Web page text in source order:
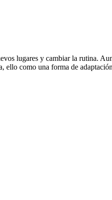
lugares y cambiar la rutina.
ello como una forma de